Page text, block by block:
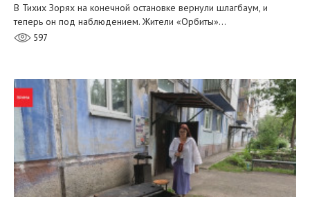
В Тихих Зорях на конечной остановке вернули шлагбаум, и
теперь он под наблюдением. Жители «Орбиты»…
597